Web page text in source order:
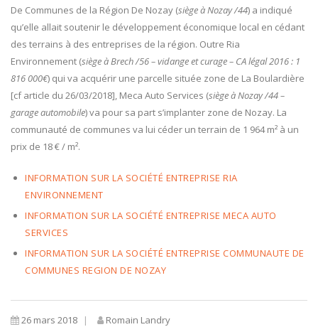
De Communes de la Région De Nozay (siège à Nozay /44) a indiqué
qu’elle allait soutenir le développement économique local en cédant
des terrains à des entreprises de la région. Outre Ria
Environnement (siège à Brech /56 – vidange et curage – CA légal 2016 : 1
816 000€) qui va acquérir une parcelle située zone de La Boulardière
[cf article du 26/03/2018], Meca Auto Services (siège à Nozay /44 –
garage automobile) va pour sa part s’implanter zone de Nozay. La
communauté de communes va lui céder un terrain de 1 964 m² à un
prix de 18 € / m².
INFORMATION SUR LA SOCIÉTÉ ENTREPRISE RIA
ENVIRONNEMENT
INFORMATION SUR LA SOCIÉTÉ ENTREPRISE MECA AUTO
SERVICES
INFORMATION SUR LA SOCIÉTÉ ENTREPRISE COMMUNAUTE DE
COMMUNES REGION DE NOZAY
26 mars 2018 Romain Landry